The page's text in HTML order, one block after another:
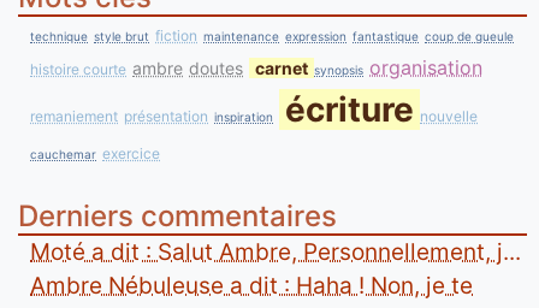
technique style brut fiction maintenance expression fantastique coup de gueule
histoire courte ambre doutes carnet synopsis organisation
remaniement présentation inspiration écriture nouvelle
cauchemar exercice
Derniers commentaires
Moté a dit : Salut Ambre, Personnellement, j...
Ambre Nébuleuse a dit : Haha ! Non, je te